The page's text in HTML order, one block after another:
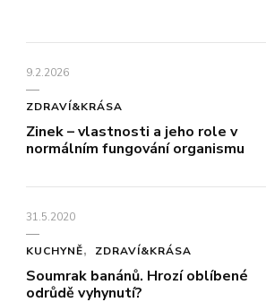
9.2.2026
ZDRAVÍ&KRÁSA
Zinek – vlastnosti a jeho role v
normálním fungování organismu
31.5.2020
KUCHYNĚ ZDRAVÍ&KRÁSA
Soumrak banánů. Hrozí oblíbené
odrůdě vyhynutí?